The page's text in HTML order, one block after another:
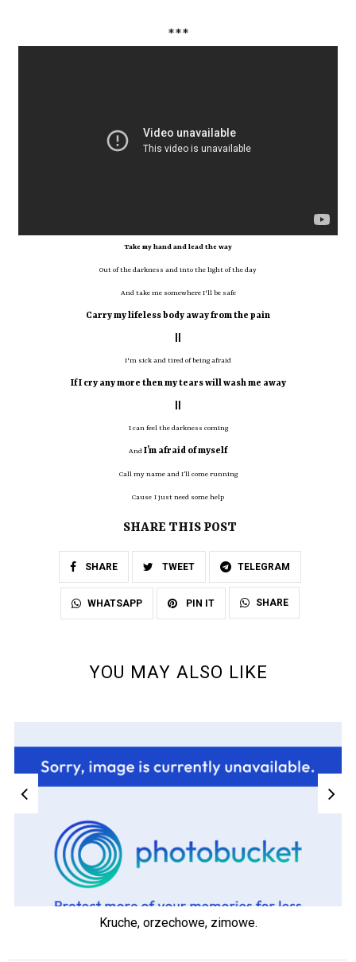
***
Take my hand and lead the way
Out of the darkness and into the light of the day
And take me somewhere I'll be safe
Carry my lifeless body away from the pain
I'm sick and tired of being afraid
If I cry any more then my tears will wash me away
I can feel the darkness coming
And I’m afraid of myself
Call my name and I’ll come running
Cause I just need some help
SHARE THIS POST
SHARE TWEET TELEGRAM
WHATSAPP PIN IT SHARE
YOU MAY ALSO LIKE
Kruche, orzechowe, zimowe.